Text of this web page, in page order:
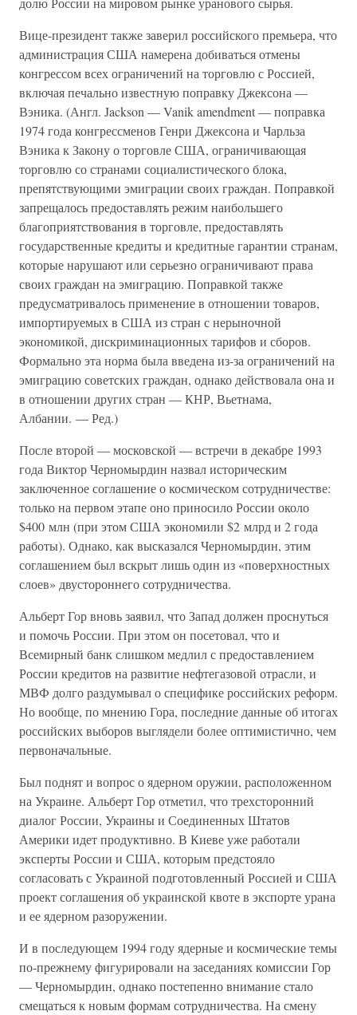
Вице-президент также заверил российского премьера, что
администрация США намерена добиваться отмены
конгрессом всех ограничений на торговлю с Россией,
включая печально известную поправку Джексона —
Вэника. (Англ. Jackson — Vanik amendment — поправка
1974 года конгрессменов Генри Джексона и Чарльза
Вэника к Закону о торговле США, ограничивающая
торговлю со странами социалистического блока,
препятствующими эмиграции своих граждан. Поправкой
запрещалось предоставлять режим наибольшего
благоприятствования в торговле, предоставлять
государственные кредиты и кредитные гарантии странам,
которые нарушают или серьезно ограничивают права
своих граждан на эмиграцию. Поправкой также
предусматривалось применение в отношении товаров,
импортируемых в США из стран с нерыночной
экономикой, дискриминационных тарифов и сборов.
Формально эта норма была введена из-за ограничений на
эмиграцию советских граждан, однако действовала она и
в отношении других стран — КНР, Вьетнама,
Албании. — Ред.)
После второй — московской — встречи в декабре 1993
года Виктор Черномырдин назвал историческим
заключенное соглашение о космическом сотрудничестве:
только на первом этапе оно приносило России около
$400 млн (при этом США экономили $2 млрд и 2 года
работы). Однако, как высказался Черномырдин, этим
соглашением был вскрыт лишь один из «поверхностных
слоев» двустороннего сотрудничества.
Альберт Гор вновь заявил, что Запад должен проснуться
и помочь России. При этом он посетовал, что и
Всемирный банк слишком медлил с предоставлением
России кредитов на развитие нефтегазовой отрасли, и
МВФ долго раздумывал о специфике российских реформ.
Но вообще, по мнению Гора, последние данные об итогах
российских выборов выглядели более оптимистично, чем
первоначальные.
Был поднят и вопрос о ядерном оружии, расположенном
на Украине. Альберт Гор отметил, что трехсторонний
диалог России, Украины и Соединенных Штатов
Америки идет продуктивно. В Киеве уже работали
эксперты России и США, которым предстояло
согласовать с Украиной подготовленный Россией и США
проект соглашения об украинской квоте в экспорте урана
и ее ядерном разоружении.
И в последующем 1994 году ядерные и космические темы
по-прежнему фигурировали на заседаниях комиссии Гор
— Черномырдин, однако постепенно внимание стало
смещаться к новым формам сотрудничества. На смену